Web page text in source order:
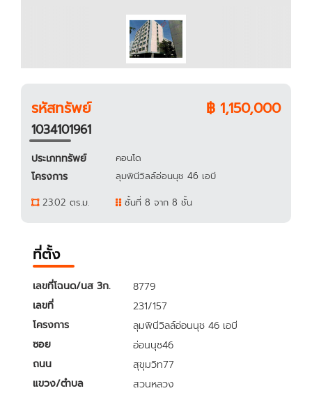
รหัสทรัพย์
1034101961
฿ 1,150,000
ประเภททรัพย์ คอนโด
โครงการ
ลุมพินีวิลล์อ่อนนุช 46 เอบี
23.02 ตร.ม.
ชั้นที่ 8 จาก 8 ชั้น
ที่ตั้ง
เลขที่โฉนด/นส 3ก.
8779
เลขที่
231/157
โครงการ
ลุมพินีวิลล์อ่อนนุช 46 เอบี
ซอย
อ่อนนุช46
ถนน
สุขุมวิท77
แขวง/ตำบล
สวนหลวง